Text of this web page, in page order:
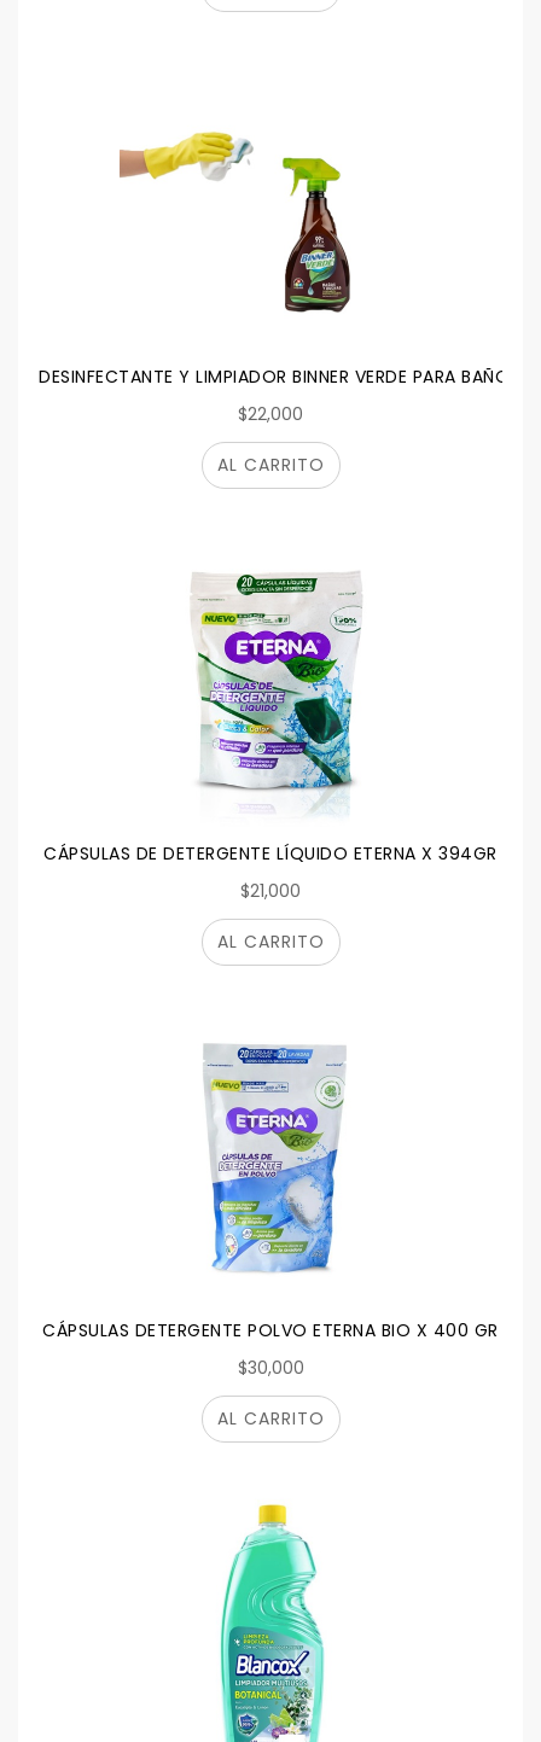
DESINFECTANTE Y LIMPIADOR BINNER VERDE PARA BAÑOS
$22,000
AL CARRITO
CÁPSULAS DE DETERGENTE LÍQUIDO ETERNA X 394GR
$21,000
AL CARRITO
CÁPSULAS DETERGENTE POLVO ETERNA BIO X 400 GR
$30,000
AL CARRITO